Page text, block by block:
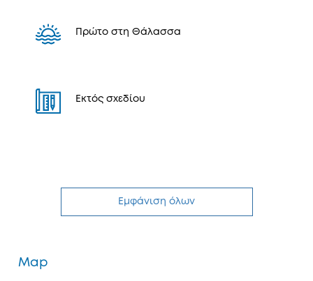
Πρώτο στη Θάλασσα
Εκτός σχεδίου
Εμφάνιση όλων
Map